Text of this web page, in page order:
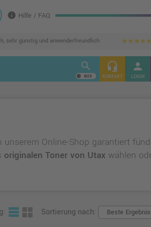
info Hilfe / FAQ
sehr günstig und anwenderfreundlich star star star star star
search headset_mic
KONTAKT
person
LOGIN
unserem Online-Shop garantiert
originalen Toner von Utax wählen
Sortierung nach: